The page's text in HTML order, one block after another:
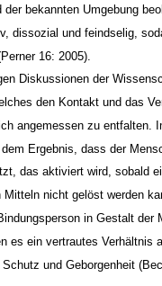
bekannten Umgebung
dissozial und feindselig,
16: 2005).
Diskussionen der
den Kontakt und das
angemessen zu entfalten.
Ergebnis, dass der
das aktiviert wird, sobald
nicht gelöst werden
in Gestalt der
es ein vertrautes Verhältnis
und Geborgenheit